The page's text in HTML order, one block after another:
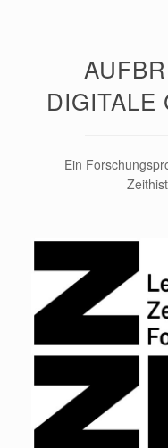
DIGITALE
Ein